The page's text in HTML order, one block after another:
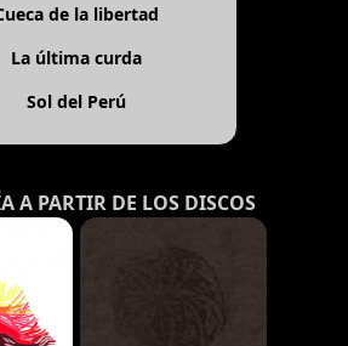
de la libertad
La última curda
Sol del Perú
A PARTIR DE LOS DISCOS